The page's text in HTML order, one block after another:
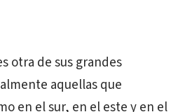
otra de sus grandes
aquellas que
en el sur, en el este y en el